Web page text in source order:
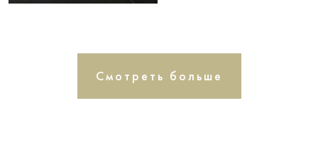
Смотреть больше